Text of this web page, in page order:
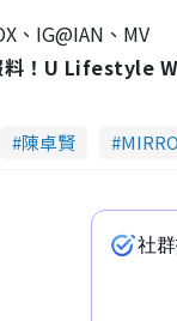
、IG@IAN、MV
料！U Lifestyle
陳卓賢